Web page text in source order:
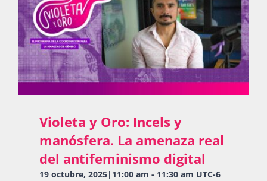
Violeta y Oro: Incels y
manósfera. La amenaza real
del antifeminismo digital
19 octubre, 2025|11:00 am - 11:30 am UTC-6